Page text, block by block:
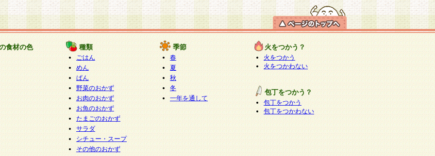
食材の色 種類
ごはん
めん
ぱん
野菜のおかず
お肉のおかず
お魚のおかず
たまごのおかず
サラダ
シチュー・スープ
その他のおかず
季節
春
夏
秋
冬
一年を通して
火をつかう？
火をつかう
火をつかわない
包丁をつかう？
包丁をつかう
包丁をつかわない